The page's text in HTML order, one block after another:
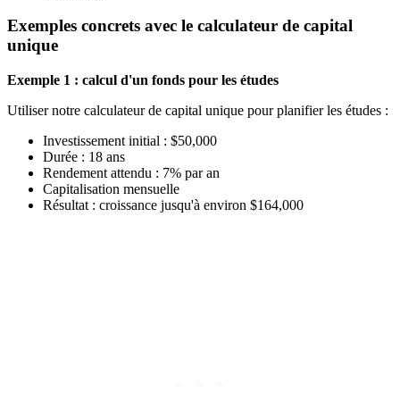
Exemples concrets avec le calculateur de capital
unique
Exemple 1 : calcul d'un fonds pour les études
Utiliser notre calculateur de capital unique pour planifier les études :
Investissement initial : $50,000
Durée : 18 ans
Rendement attendu : 7% par an
Capitalisation mensuelle
Résultat : croissance jusqu'à environ $164,000